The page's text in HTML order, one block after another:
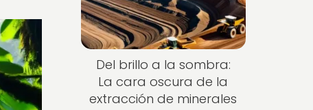
Del brillo a la sombra:
La cara oscura de la
extracción de minerales